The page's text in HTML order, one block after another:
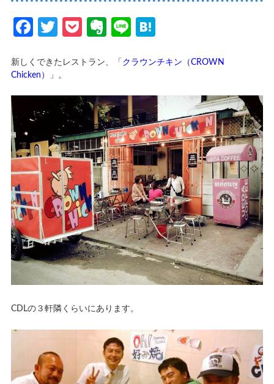
Facebook
Twitter
PocketEvernote
Line
新しくできたレストラン、「 クラウンチキン（CROWN
Chicken）
」。
CDLの３軒隣くらいにあります。